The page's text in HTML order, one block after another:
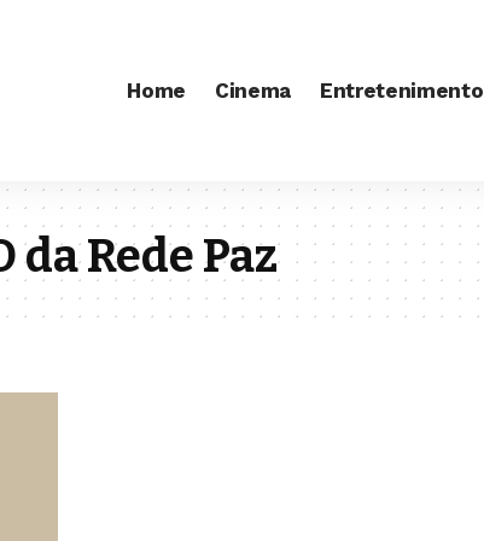
Home Cinema Entretenimento
da Rede Paz